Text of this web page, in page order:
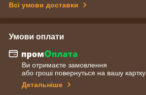
Всі умови доставки
Умови оплати
Ви отримаєте замовлення
або гроші повернуться на вашу картку
Детальніше